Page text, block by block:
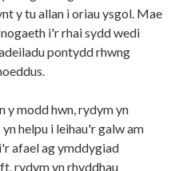
y tu allan i oriau ysgol. Mae
i'r rhai sydd wedi
pontydd rhwng
y modd hwn, rydym yn
helpu i leihau'r galw am
afael ag ymddygiad
rydym yn rhyddhau